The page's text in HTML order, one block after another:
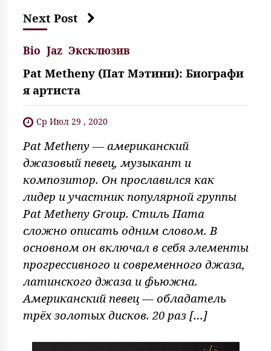
Next Post
Bio Jaz Эксклюзив
Pat Metheny (Пат Мэтини): Биографи
я артиста
Ср Июл 29 , 2020
Pat Metheny — американский
джазовый певец, музыкант и
композитор. Он прославился как
лидер и участник популярной группы
Pat Metheny Group. Стиль Пата
сложно описать одним словом. В
основном он включал в себя элементы
прогрессивного и современного джаза,
латинского джаза и фьюжна.
Американский певец — обладатель
трёх золотых дисков. 20 раз […]